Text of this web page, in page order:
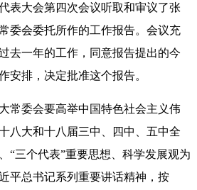
大会第四次会议听取和审议了张
委会委托所作的工作报告。会议充
去一年的工作，同意报告提出的今
安排，决定批准这个报告。
委会要高举中国特色社会主义伟
八大和十八届三中、四中、五中全
“三个代表”重要思想、科学发展观为
平总书记系列重要讲话精神，按